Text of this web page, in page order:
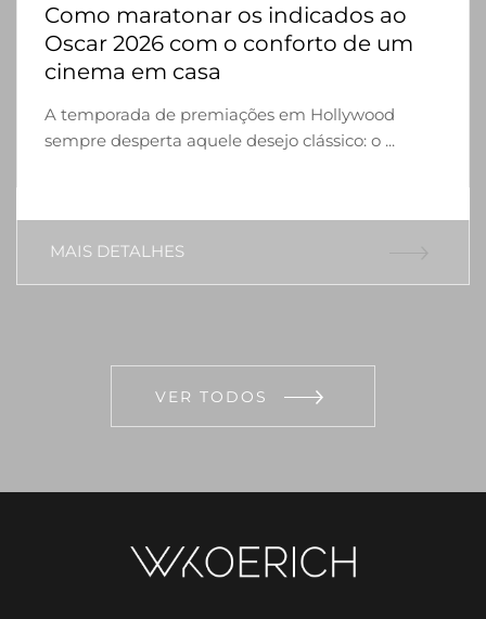
Como maratonar os indicados ao
Oscar 2026 com o conforto de um
cinema em casa
A temporada de premiações em Hollywood
sempre desperta aquele desejo clássico: o ...
MAIS DETALHES
VER TODOS